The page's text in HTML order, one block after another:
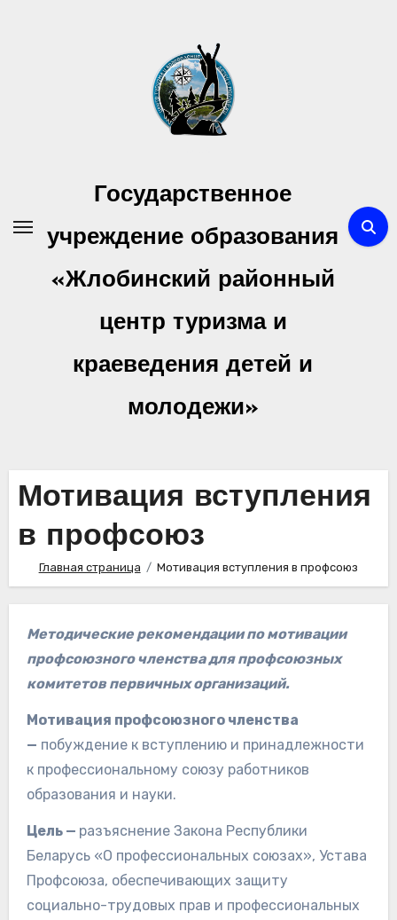
Государственное
учреждение образования
«Жлобинский районный
центр туризма и
краеведения детей и
молодежи»
Мотивация вступления
в профсоюз
Главная страница Мотивация вступления в профсоюз
Методические рекомендации по мотивации
профсоюзного членства для профсоюзных
комитетов первичных организаций.
Мотивация профсоюзного членства
— побуждение к вступлению и принадлежности
к профессиональному союзу работников
образования и науки.
Цель — разъяснение Закона Республики
Беларусь «О профессиональных союзах», Устава
Профсоюза, обеспечивающих защиту
социально-трудовых прав и профессиональных